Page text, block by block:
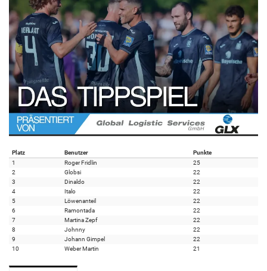
Platz Benutzer
Punkte
1
Roger Fridlin
25
2
Globsi
22
3
Dinaldo
22
4
Italo
22
5
Löwenanteil
22
6
Ramontada
22
7
Martina Zepf
22
8
Johnny
22
9
Johann Gimpel
22
10
Weber Martin 21